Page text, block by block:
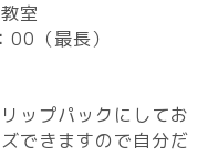
室
（最長）
ップパックにしてお
できますので自分だ